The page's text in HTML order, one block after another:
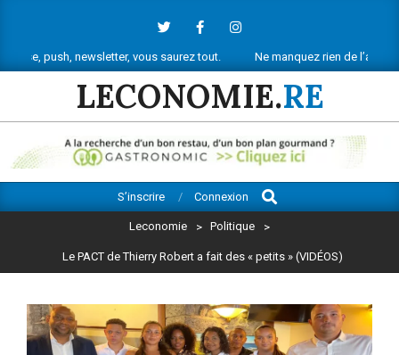
content
newsletter, vous saurez tout. Ne manquez rien de l’actu économique
LECONOMIE.RE
Navigation
S’inscrire Connexion
Search
Leconomie > Politique >
Le PACT de Thierry Robert a fait des « petits » (VIDÉOS)